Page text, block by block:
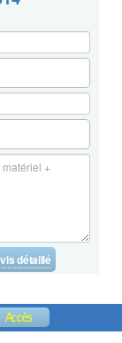
détaillé
Accès